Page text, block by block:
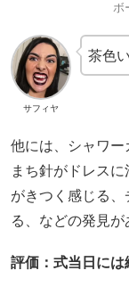
ボ
サフィヤ
茶色
他には、シャワー
まち針がドレスに
がきつく感じる
る、などの発見が
評価：式当日には